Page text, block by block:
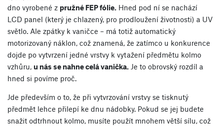
dno vyrobené z pružné FEP fólie. Hned pod ní se nachází
LCD panel (který je chlazený, pro prodloužení životnosti) a UV
světlo. Ale zpátky k vaničce – má totiž automatický
motorizovaný náklon, což znamená, že zatímco u konkurence
dojde po vytvrzení jedné vrstvy k vytažení předmětu kolmo
vzhůru, u nás se nahne celá vanička. Je to obrovský rozdíl a
hned si povíme proč.
Jde především o to, že při vytvrzování vrstvy se tisknutý
předmět lehce přilepí ke dnu nádobky. Pokud se jej budete
snažit odtrhnout kolmo, musíte použít mnohem větší sílu, což